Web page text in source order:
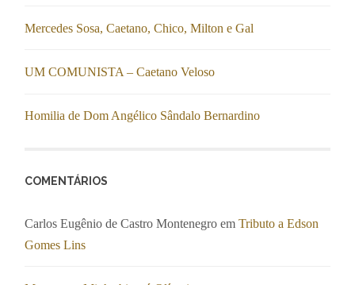
Mercedes Sosa, Caetano, Chico, Milton e Gal
UM COMUNISTA – Caetano Veloso
Homilia de Dom Angélico Sândalo Bernardino
COMENTÁRIOS
Carlos Eugênio de Castro Montenegro emTributo a Edson
Gomes Lins